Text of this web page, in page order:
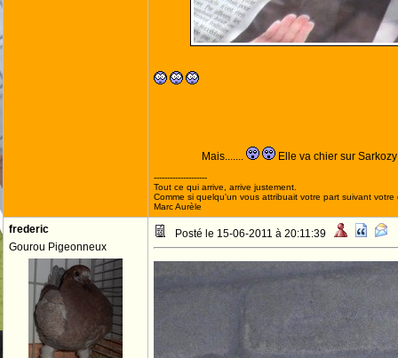
Mais....... Elle va chier sur
--------------------
Tout ce qui arrive, arrive justement.
Comme si quelqu'un vous attribuait votre part suivant votre
Marc Aurèle
frederic
Gourou Pigeonneux
Posté le 15-06-2011 à 20:11:39